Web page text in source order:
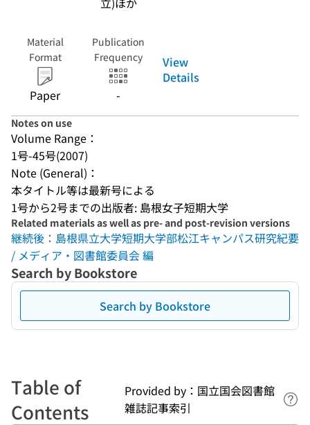
Material
Format
Paper
Publication
Frequency
-
View
Details
Notes on use
Volume Range：
1号-45号(2007)
Note (General)：
本タイトル等は最新号による
1号から2号までの出版者: 島根女子短期大学
Related materials as well as pre- and post-revision versions
継続後：島根県立大学短期大学部松江キャンパス研究紀要
/ メディア・図書館委員会 編
Search by Bookstore
Search by Bookstore
Table of
Contents
Provided by：国立国会図書館
雑誌記事索引